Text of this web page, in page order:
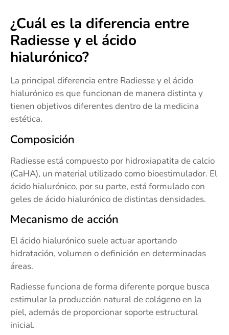
¿Cuál es la diferencia entre
Radiesse y el ácido
hialurónico?
La principal diferencia entre Radiesse y el ácido
hialurónico es que funcionan de manera distinta y
tienen objetivos diferentes dentro de la medicina
estética.
Composición
Radiesse está compuesto por hidroxiapatita de calcio
(CaHA), un material utilizado como bioestimulador. El
ácido hialurónico, por su parte, está formulado con
geles de ácido hialurónico de distintas densidades.
Mecanismo de acción
El ácido hialurónico suele actuar aportando
hidratación, volumen o definición en determinadas
áreas.
Radiesse funciona de forma diferente porque busca
estimular la producción natural de colágeno en la
piel, además de proporcionar soporte estructural
inicial.